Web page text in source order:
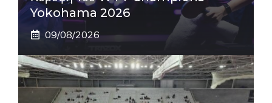
Yokohama 2026
09/08/2026